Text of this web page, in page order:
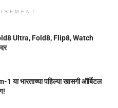
Ultra, Fold8, Flip8, Watch
या भारताच्या पहिल्या खासगी ऑर्बिटल